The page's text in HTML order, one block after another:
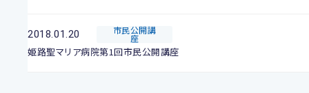
2018.01.20 市民公開講
座
姫路聖マリア病院第1回市民公開講座